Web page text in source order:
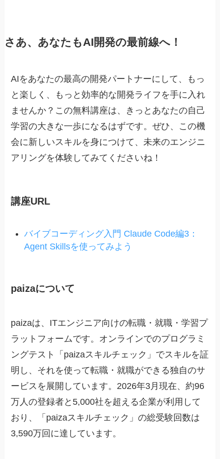
さあ、あなたもAI開発の最前線へ！
AIをあなたの最高の開発パートナーにして、もっ
と楽しく、もっと効率的な開発ライフを手に入れ
ませんか？この無料講座は、きっとあなたの自己
学習の大きな一歩になるはずです。ぜひ、この機
会に新しいスキルを身につけて、未来のエンジニ
アリングを体験してみてくださいね！
講座URL
バイブコーディング入門 Claude Code編3：
Agent Skillsを使ってみよう
paizaについて
paizaは、ITエンジニア向けの転職・就職・学習プ
ラットフォームです。オンラインでのプログラミ
ングテスト「paizaスキルチェック」でスキルを証
明し、それを使って転職・就職ができる独自のサ
ービスを展開しています。2026年3月現在、約96
万人の登録者と5,000社を超える企業が利用して
おり、「paizaスキルチェック」の総受験回数は
3,590万回に達しています。